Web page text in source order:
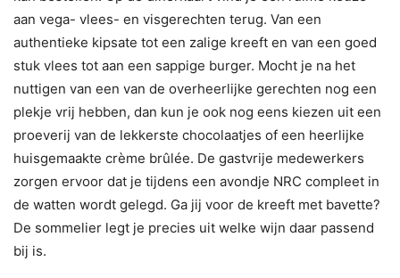
aan vega- vlees- en visgerechten terug. Van een
authentieke kipsate tot een zalige kreeft en van een goed
stuk vlees tot aan een sappige burger. Mocht je na het
nuttigen van een van de overheerlijke gerechten nog een
plekje vrij hebben, dan kun je ook nog eens kiezen uit een
proeverij van de lekkerste chocolaatjes of een heerlijke
huisgemaakte crème brûlée. De gastvrije medewerkers
zorgen ervoor dat je tijdens een avondje NRC compleet in
de watten wordt gelegd. Ga jij voor de kreeft met bavette?
De sommelier legt je precies uit welke wijn daar passend
bij is.